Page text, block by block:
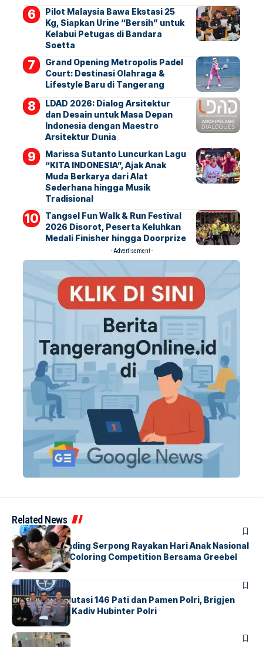
Pilot Malaysia Bawa Ekstasi 25
Kg, Siapkan Urine “Bersih” untuk
Kelabui Petugas di Bandara
Soetta
Grand Opening Metropolis Padel
Court: Destinasi Olahraga &
Lifestyle Baru di Tangerang
LDAD 2026: Dialog Arsitektur
dan Desain untuk Masa Depan
Indonesia dengan Maestro
Arsitektur Dunia
Marissa Sutanto Luncurkan Lagu
“KITA INDONESIA”, Ajak Anak
Muda Berkarya dari Alat
Sederhana hingga Musik
Tradisional
Tangsel Fun Walk & Run Festival
2026 Disorot, Peserta Keluhkan
Medali Finisher hingga Doorprize
- Advertisement -
Related News
BERITAINDEX
Atria Hotel Gading Serpong Rayakan Hari Anak Nasional
Lewat Family Coloring Competition Bersama Greebel
Indonesia
BERITA
Mabes Polri Mutasi 146 Pati dan Pamen Polri, Brigjen
Untung Jabat Kadiv Hubinter Polri
BANDARABERITA